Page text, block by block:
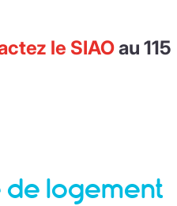
le SIAOau 115
de logement